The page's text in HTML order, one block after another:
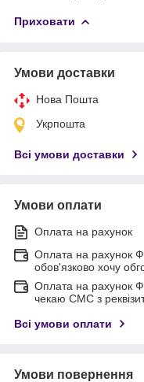
Приховати
Умови доставки
Нова Пошта
Укрпошта
Всі умови доставки
Умови оплати
Оплата на рахунок
Оплата на
обов'язково хочу
Оплата на
чекаю СМС з
Всі умови оплати
Умови повернення